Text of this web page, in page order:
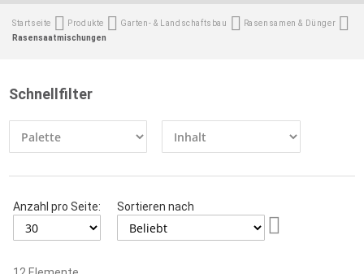
Startseite Produkte Garten- & Landschaftsbau
Rasensamen & Dünger
Rasensaatmischungen
Schnellfilter
Anzahl pro Seite:
Sortieren nach